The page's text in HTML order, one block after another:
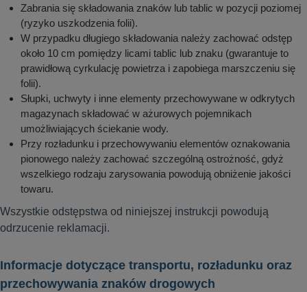
Zabrania się składowania znaków lub tablic w pozycji poziomej
(ryzyko uszkodzenia folii).
W przypadku długiego składowania należy zachować odstęp
około 10 cm pomiędzy licami tablic lub znaku (gwarantuje to
prawidłową cyrkulację powietrza i zapobiega marszczeniu się
folii).
Słupki, uchwyty i inne elementy przechowywane w odkrytych
magazynach składować w ażurowych pojemnikach
umożliwiających ściekanie wody.
Przy rozładunku i przechowywaniu elementów oznakowania
pionowego należy zachować szczególną ostrożność, gdyż
wszelkiego rodzaju zarysowania powodują obniżenie jakości
towaru.
Wszystkie odstępstwa od niniejszej instrukcji powodują
odrzucenie reklamacji.
Informacje dotyczące transportu, rozładunku oraz
przechowywania znaków drogowych